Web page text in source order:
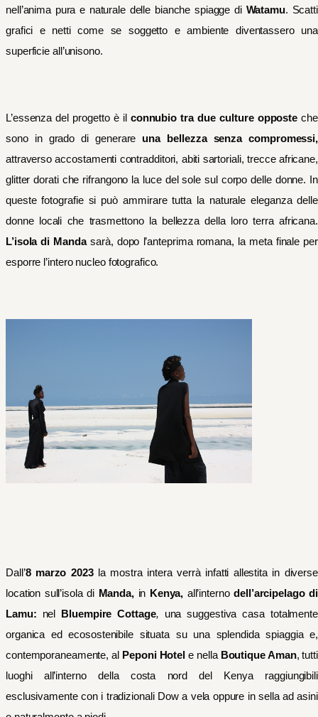
nell’anima pura e naturale delle bianche spiagge di Watamu. Scatti
grafici e netti come se soggetto e ambiente diventassero una
superficie all’unisono.
L’essenza del progetto è il connubio tra due culture opposte che
sono in grado di generare una bellezza senza compromessi,
attraverso accostamenti contradditori, abiti sartoriali, trecce africane,
glitter dorati che rifrangono la luce del sole sul corpo delle donne. In
queste fotografie si può ammirare tutta la naturale eleganza delle
donne locali che trasmettono la bellezza della loro terra africana.
L’isola di Mandasarà, dopo l’anteprima romana, la meta finale per
esporre l’intero nucleo fotografico.
Dall’8 marzo 2023 la mostra intera verrà infatti allestita in diverse
location sull’isola di Manda,in Kenya, all’internodell’arcipelago di
Lamu: nel Bluempire Cottage, una suggestiva casa totalmente
organica ed ecosostenibile situata su una splendida spiaggia e,
contemporaneamente, al Peponi Hotele nella Boutique Aman, tutti
luoghi all’interno della costa nord del Kenya raggiungibili
esclusivamente con i tradizionali Dow a vela oppure in sella ad asini